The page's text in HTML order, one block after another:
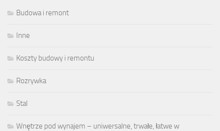
Budowa i remont
Inne
Koszty budowy i remontu
Rozrywka
Stal
Wnętrze pod wynajem – uniwersalne, trwałe, łatwe w